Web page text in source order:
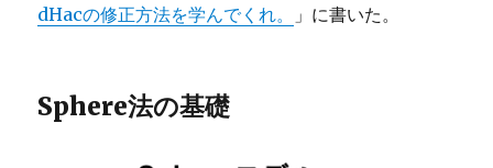
dHacの修正方法を学んでくれ。
」に書いた。
Sphere法の基礎